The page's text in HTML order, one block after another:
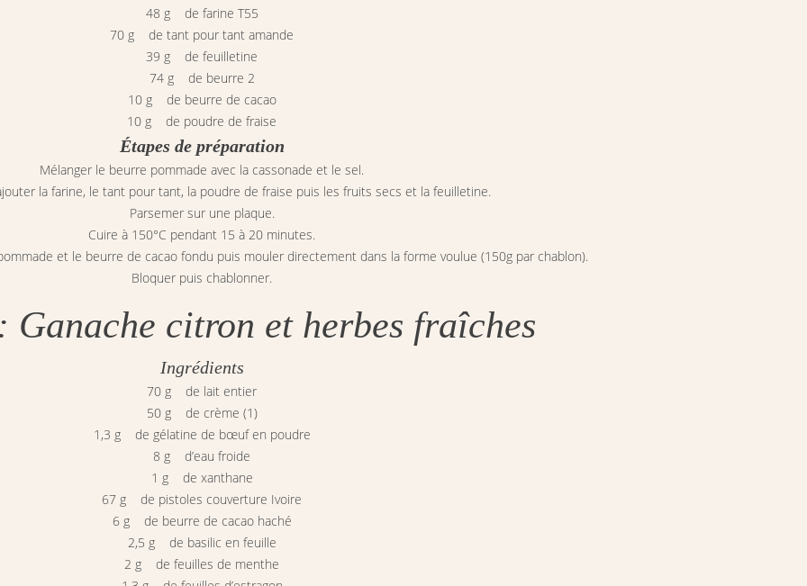
48 g de farine T55
70 g de tant pour tant amande
39 g de feuilletine
74 g de beurre 2
10 g de beurre de cacao
10 g de poudre de fraise
Étapes de préparation
Mélanger le beurre pommade avec la cassonade et le sel.
la farine, le tant pour tant, la poudre de fraise puis les fruits secs et la feuilletine.
Parsemer sur une plaque.
Cuire à 150°C pendant 15 à 20 minutes.
et le beurre de cacao fondu puis mouler directement dans la forme voulue (150g par chablon).
Bloquer puis chablonner.
Ganache citron et herbes fraîches
Ingrédients
70 g de lait entier
50 g de crème (1)
1,3 g de gélatine de bœuf en poudre
8 g d’eau froide
1 g de xanthane
67 g de pistoles couverture Ivoire
6 g de beurre de cacao haché
2,5 g de basilic en feuille
2 g de feuilles de menthe